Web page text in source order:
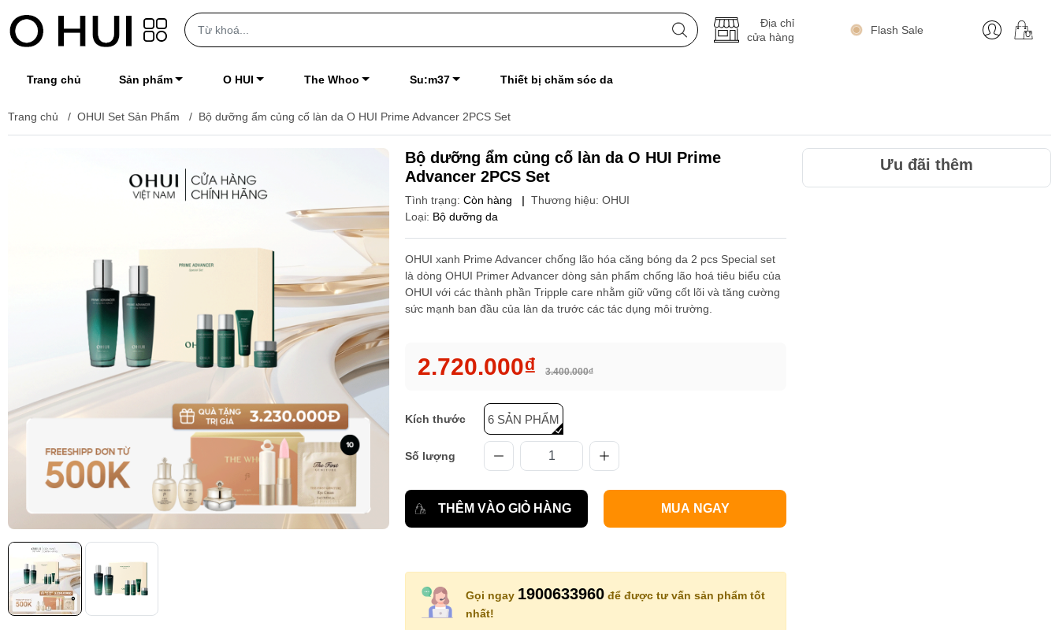
Địa chỉ
cửa hàng
Flash Sale
Trang chủ Sản phẩm O HUI The Whoo Su:m37 Thiết bị chăm sóc da
Trang chủ / OHUI Set Sản Phẩm / Bộ dưỡng ẩm củng cố làn da O HUI Prime Advancer 2PCS Set
Bộ dưỡng ẩm củng cố làn da O HUI Prime
Advancer 2PCS Set
Tình trạng: Còn hàng | Thương hiệu: OHUI
Loại: Bộ dưỡng da
OHUI xanh Prime Advancer chống lão hóa căng bóng da 2 pcs Special set
là dòng OHUI Primer Advancer dòng sản phẩm chống lão hoá tiêu biểu của
OHUI với các thành phần Tripple care nhằm giữ vững cốt lõi và tăng cường
sức mạnh ban đầu của làn da trước các tác dụng môi trường.
2.720.000₫ 3.400.000₫
Kích thước 6 SẢN PHẨM
Số lượng
THÊM VÀO GIỎ HÀNG MUA NGAY
Gọi ngay 1900633960 để được tư vấn sản phẩm tốt
nhất!
Ưu đãi thêm